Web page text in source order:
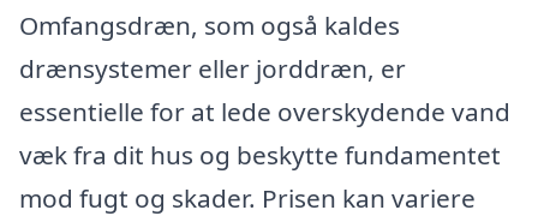
Omfangsdræn, som også kaldes
drænsystemer eller jorddræn, er
essentielle for at lede overskydende vand
væk fra dit hus og beskytte fundamentet
mod fugt og skader. Prisen kan variere